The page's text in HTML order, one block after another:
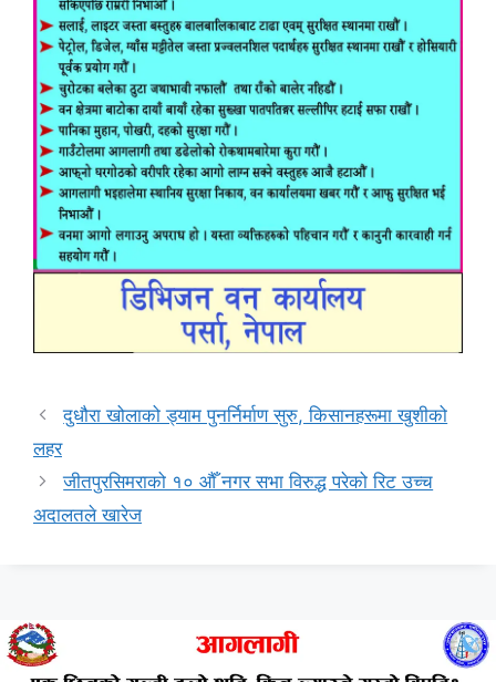
दुधौरा खोलाको ड्याम पुनर्निर्माण सुरु, किसानहरूमा खुशीको
लहर
जीतपुरसिमराको १० औँ नगर सभा विरुद्ध परेको रिट उच्च
अदालतले खारेज